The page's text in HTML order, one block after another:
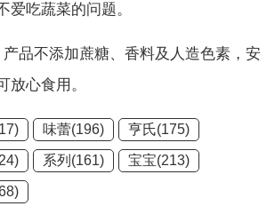
爱吃蔬菜的问题。
品不添加蔗糖、香料及人造色素，安
放心食用。
味蕾(196) 亨氏(175)
系列(161) 宝宝(213)